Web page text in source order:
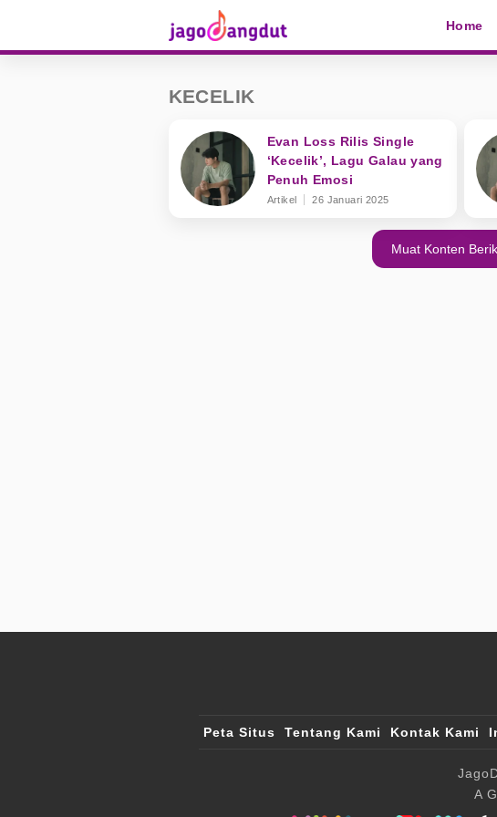
Home
KECELIK
Evan Loss Rilis Single
‘Kecelik’, Lagu Galau yang
Penuh Emosi
Artikel 26 Januari 2025
Muat Konten
Peta Situs Tentang Kami Kontak Kami
A